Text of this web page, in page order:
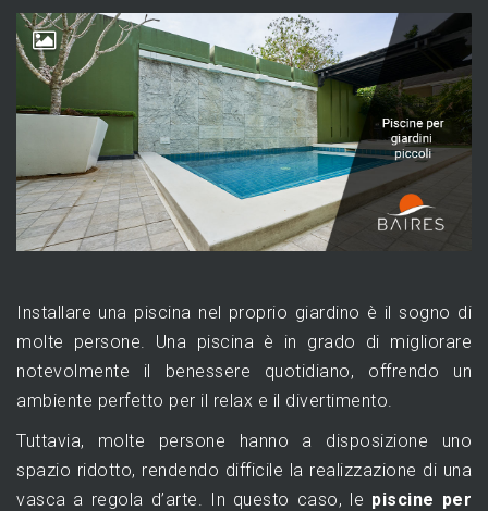
Installare una piscina nel proprio giardino è il sogno di
molte persone. Una piscina è in grado di migliorare
notevolmente il benessere quotidiano, offrendo un
ambiente perfetto per il relax e il divertimento.
Tuttavia, molte persone hanno a disposizione uno
spazio ridotto, rendendo difficile la realizzazione di una
vasca a regola d’arte. In questo caso, le piscine per